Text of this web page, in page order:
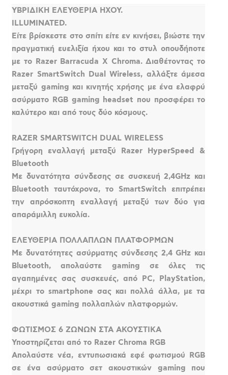
ΥΒΡΙΔΙΚΗ ΕΛΕΥΘΕΡΙΑ ΗΧΟΥ.
ILLUMINATED.
Είτε βρίσκεστε στο σπίτι είτε εν κινήσει, βιώστε την
πραγματική ευελιξία ήχου και το στυλ οπουδήποτε
με το Razer Barracuda X Chroma. Διαθέτοντας το
Razer SmartSwitch Dual Wireless, αλλάξτε άμεσα
μεταξύ gaming και κινητής χρήσης με ένα ελαφρύ
ασύρματο RGB gaming headset που προσφέρει το
καλύτερο και από τους δύο κόσμους.
RAZER SMARTSWITCH DUAL WIRELESS
Γρήγορη εναλλαγή μεταξύ Razer HyperSpeed &
Bluetooth
Με δυνατότητα σύνδεσης σε συσκευή 2,4GHz και
Bluetooth ταυτόχρονα, το SmartSwitch επιτρέπει
την απρόσκοπτη εναλλαγή μεταξύ των δύο για
απαράμιλλη ευκολία.
ΕΛΕΥΘΕΡΙΑ ΠΟΛΛΑΠΛΩΝ ΠΛΑΤΦΟΡΜΩΝ
Με δυνατότητες ασύρματης σύνδεσης 2,4 GHz και
Bluetooth, απολαύστε gaming σε όλες τις
αγαπημένες σας συσκευές, από PC, PlayStation,
μέχρι το smartphone σας και πολλά άλλα, με τα
ακουστικά gaming πολλαπλών πλατφορμών.
ΦΩΤΙΣΜΟΣ 6 ΖΩΝΩΝ ΣΤΑ ΑΚΟΥΣΤΙΚΑ
Υποστηρίζεται από το Razer Chroma RGB
Απολαύστε νέα, εντυπωσιακά εφέ φωτισμού RGB
σε ένα ασύρματο σετ ακουστικών gaming που